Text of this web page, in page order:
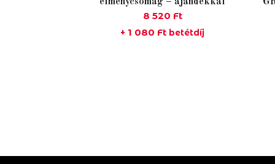
8 520 Ft
+ 1 080 Ft betétdíj